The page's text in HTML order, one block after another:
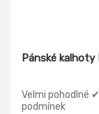
Pánské kalhoty
Velmi pohodlné
podmínek